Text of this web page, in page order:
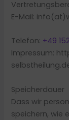
E-Mail:
Telefon: +49
Impressum:
Speicherdauer
Dass wir
speichern, wie